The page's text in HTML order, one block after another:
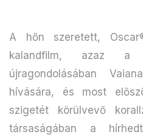
A hőn szeretett,
kalandfilm, azaz a
újragondolásában
hívására, és most
szigetét körülvevő
társaságában a